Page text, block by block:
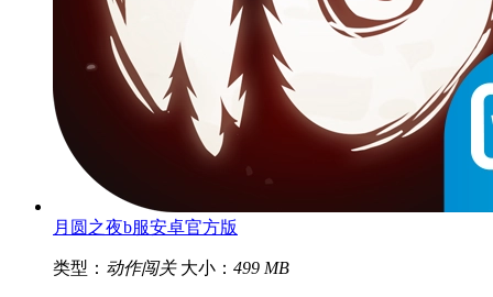
月圆之夜b服安卓官方版
类型： 动作闯关 大小： 499 MB